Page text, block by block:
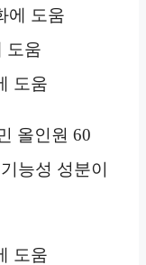
에 도움
도움
도움
올인원 60
능성 성분이
도움